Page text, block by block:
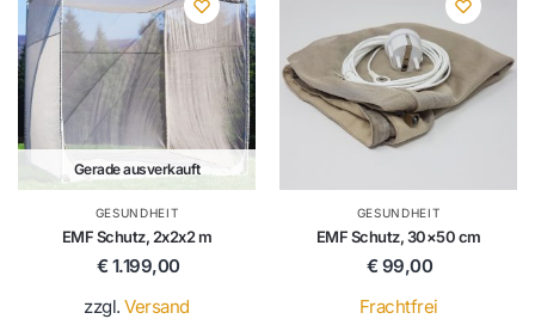
Gerade ausverkauft
GESUNDHEIT
EMF Schutz, 2x2x2 m
€1.199,00
zzgl.Versand
GESUNDHEIT
EMF Schutz, 30×50 cm
€99,00
Frachtfrei